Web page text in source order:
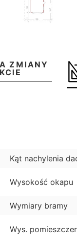
ZMIANY
Kąt nachylenia
Wysokość okapu
Wymiary bramy
Wys.